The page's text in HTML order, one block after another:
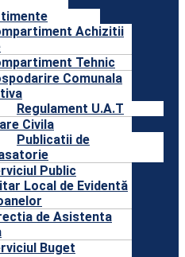
Achizitii
Tehnic
Comunala
Regulament U.A.T
Civila
Publicatii de
Public
Local de Evidentă
de Asistenta
Buget